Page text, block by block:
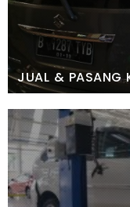
JUAL & PASANG